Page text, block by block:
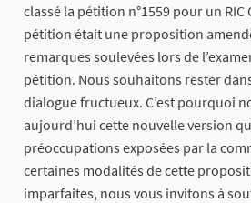
classé la pétition n°1559 pour un
pétition était une proposition
remarques soulevées lors de
pétition. Nous souhaitons rester
dialogue fructueux. C’est pourquoi
aujourd’hui cette nouvelle version
préoccupations exposées par la
certaines modalités de cette
imparfaites, nous vous invitons à